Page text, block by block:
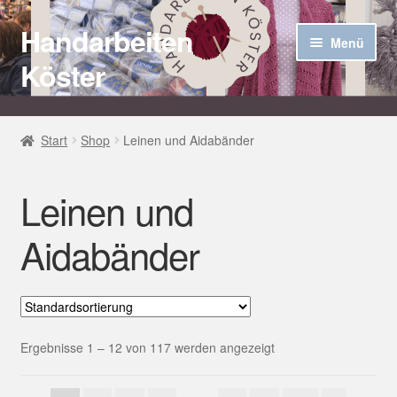
Zur
Navigation
springen
Zum
Inhalt
springen
Handarbeiten
Köster
Menü
Startseite
Aktuelles
Häkel Techniken
Shop
Kasse
Start Shop Leinen und Aidabänder
Leinen und
Aidabänder
Ergebnisse 1 – 12 von 117 werden angezeigt